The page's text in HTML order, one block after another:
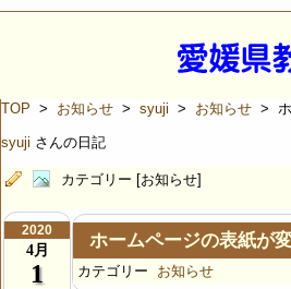
TOP > お知らせ > syuji > お知らせ > ホ
syuji さんの日記
カテゴリー [お知らせ]
2020
4月
1
ホームページの表紙が
カテゴリー お知らせ